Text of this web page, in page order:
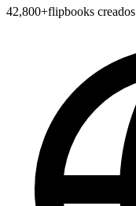
42,800+flipbooks creados